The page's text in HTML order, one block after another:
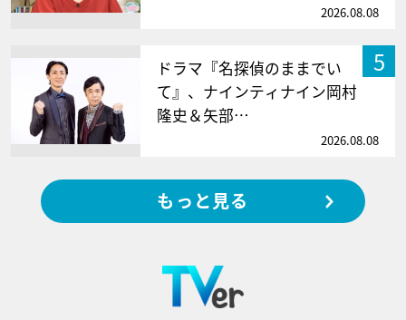
2026.08.08
5
ドラマ『名探偵のままでい
て』、ナインティナイン岡村
隆史＆矢部…
2026.08.08
もっと見る